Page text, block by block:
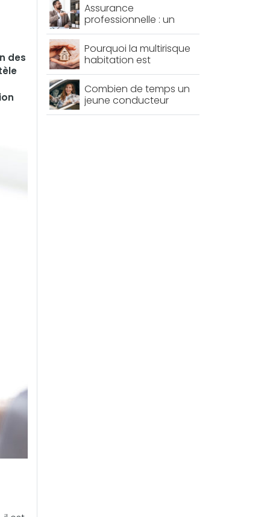
des
Assurance
professionnelle : un
choix essentiel pour
protéger votre activité
Pourquoi la multirisque
habitation est
importante ?
Combien de temps un
jeune conducteur
paie-t-il une assurance